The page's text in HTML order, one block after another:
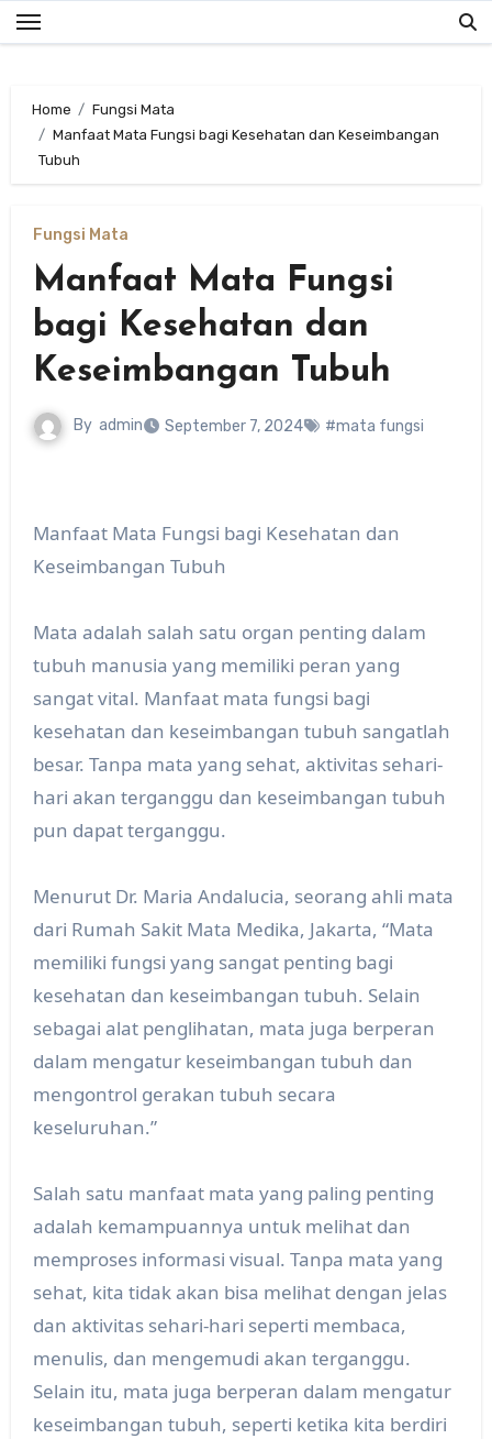
Skip
to
Home
Fungsi Mata
Manfaat Mata Fungsi bagi Kesehatan dan Keseimbangan
Tubuh
Fungsi Mata
Manfaat Mata Fungsi
bagi Kesehatan dan
Keseimbangan Tubuh
By admin September 7, 2024 #mata fungsi
Manfaat Mata Fungsi bagi Kesehatan dan
Keseimbangan Tubuh
Mata adalah salah satu organ penting dalam
tubuh manusia yang memiliki peran yang
sangat vital. Manfaat mata fungsi bagi
kesehatan dan keseimbangan tubuh sangatlah
besar. Tanpa mata yang sehat, aktivitas sehari-
hari akan terganggu dan keseimbangan tubuh
pun dapat terganggu.
Menurut Dr. Maria Andalucia, seorang ahli mata
dari Rumah Sakit Mata Medika, Jakarta, “Mata
memiliki fungsi yang sangat penting bagi
kesehatan dan keseimbangan tubuh. Selain
sebagai alat penglihatan, mata juga berperan
dalam mengatur keseimbangan tubuh dan
mengontrol gerakan tubuh secara
keseluruhan.”
Salah satu manfaat mata yang paling penting
adalah kemampuannya untuk melihat dan
memproses informasi visual. Tanpa mata yang
sehat, kita tidak akan bisa melihat dengan jelas
dan aktivitas sehari-hari seperti membaca,
menulis, dan mengemudi akan terganggu.
Selain itu, mata juga berperan dalam mengatur
keseimbangan tubuh, seperti ketika kita berdiri